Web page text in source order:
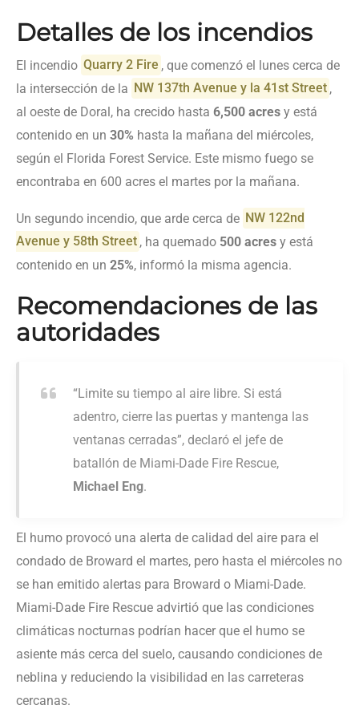
Detalles de los incendios
El incendio Quarry 2 Fire , que comenzó el lunes cerca de
la intersección de la NW 137th Avenue y la 41st Street ,
al oeste de Doral, ha crecido hasta 6,500 acres y está
contenido en un 30% hasta la mañana del miércoles,
según el Florida Forest Service. Este mismo fuego se
encontraba en 600 acres el martes por la mañana.
Un segundo incendio, que arde cerca de NW 122nd
Avenue y 58th Street , ha quemado 500 acres y está
contenido en un 25%, informó la misma agencia.
Recomendaciones de las
autoridades
“Limite su tiempo al aire libre. Si está
adentro, cierre las puertas y mantenga las
ventanas cerradas”, declaró el jefe de
batallón de Miami-Dade Fire Rescue,
Michael Eng.
El humo provocó una alerta de calidad del aire para el
condado de Broward el martes, pero hasta el miércoles no
se han emitido alertas para Broward o Miami-Dade.
Miami-Dade Fire Rescue advirtió que las condiciones
climáticas nocturnas podrían hacer que el humo se
asiente más cerca del suelo, causando condiciones de
neblina y reduciendo la visibilidad en las carreteras
cercanas.